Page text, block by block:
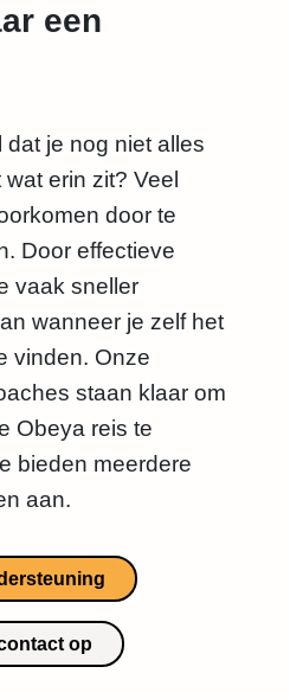
een
je nog niet alles
erin zit? Veel
door te
Door effectieve
vaak sneller
wanneer je zelf het
vinden. Onze
staan klaar om
Obeya reis te
bieden meerdere
aan.
op